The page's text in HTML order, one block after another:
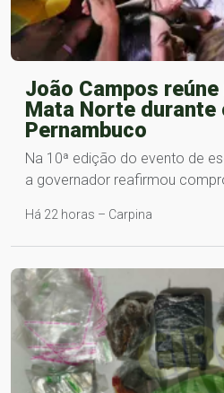
João Campos
Mata Norte durante
Pernambuco
Na 10ª edição do evento de
a governador reafirmou
Há 22 horas – Carpina